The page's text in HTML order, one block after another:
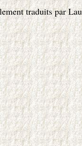
traduits par